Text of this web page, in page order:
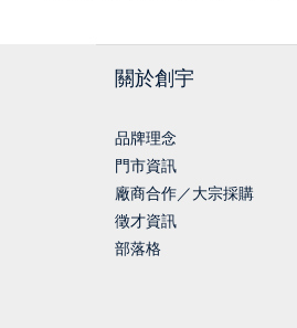
關於創宇
品牌理念
門市資訊
廠商合作／大宗採購
徵才資訊
部落格